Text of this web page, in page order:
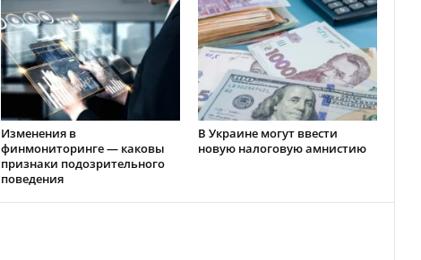
Изменения в
финмониторинге — каковы
признаки подозрительного
поведения
В Украине могут ввести
новую налоговую амнистию